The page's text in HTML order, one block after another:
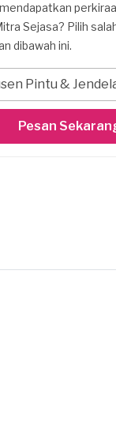
Sejasa? Pilih
dibawah ini.
Pintu &
Pesan